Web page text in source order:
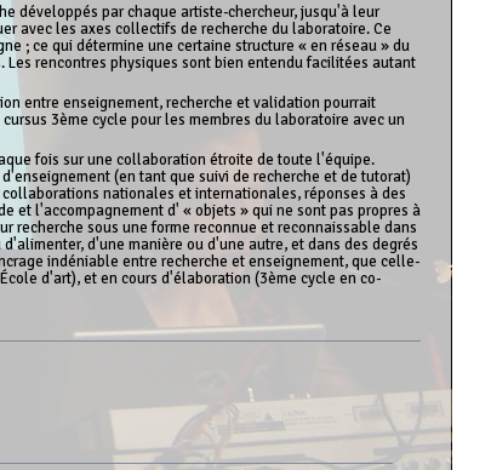
développés par chaque artiste-chercheur, jusqu'à leur
avec les axes collectifs de recherche du laboratoire. Ce
; ce qui détermine une certaine structure « en réseau » du
rencontres physiques sont bien entendu facilitées autant
entre enseignement, recherche et validation pourrait
3ème cycle pour les membres du laboratoire avec un
fois sur une collaboration étroite de toute l'équipe.
(en tant que suivi de recherche et de tutorat)
nationales et internationales, réponses à des
et l'accompagnement d' « objets » qui ne sont pas propres à
sous une forme reconnue et reconnaissable dans
d'une manière ou d'une autre, et dans des degrés
indéniable entre recherche et enseignement, que celle-
d'art), et en cours d'élaboration (3ème cycle en co-